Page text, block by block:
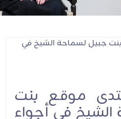
موقع بنت
في أجواء